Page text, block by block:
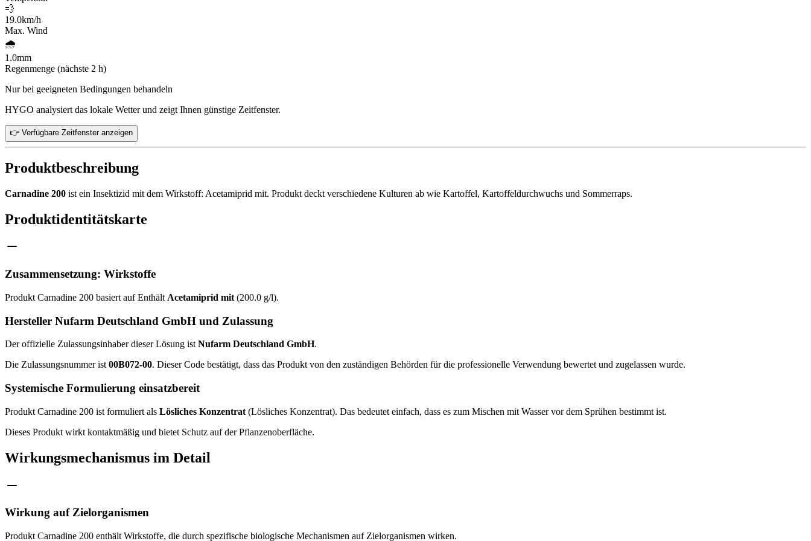
💨
19.0km/h
Max. Wind
🌧️
1.0mm
Regenmenge (nächste 2 h)
Nur bei geeigneten Bedingungen behandeln
HYGO analysiert das lokale Wetter und zeigt Ihnen günstige Zeitfenster.
👉 Verfügbare Zeitfenster anzeigen
Produktbeschreibung
Carnadine 200 ist ein Insektizid mit dem Wirkstoff: Acetamiprid mit. Produkt deckt verschiedene Kulturen ab wie Kartoffel, Kartoffeldurchwuchs und Sommerraps.
Produktidentitätskarte
Zusammensetzung: Wirkstoffe
Produkt Carnadine 200 basiert auf Enthält Acetamiprid mit (200.0 g/l).
Hersteller Nufarm Deutschland GmbH und Zulassung
Der offizielle Zulassungsinhaber dieser Lösung ist Nufarm Deutschland GmbH.
Die Zulassungsnummer ist 00B072-00. Dieser Code bestätigt, dass das Produkt von den zuständigen Behörden für die professionelle Verwendung bewertet und zugelassen wurde.
Systemische Formulierung einsatzbereit
Produkt Carnadine 200 ist formuliert als Lösliches Konzentrat (Lösliches Konzentrat). Das bedeutet einfach, dass es zum Mischen mit Wasser vor dem Sprühen bestimmt ist.
Dieses Produkt wirkt kontaktmäßig und bietet Schutz auf der Pflanzenoberfläche.
Wirkungsmechanismus im Detail
Wirkung auf Zielorganismen
Produkt Carnadine 200 enthält Wirkstoffe, die durch spezifische biologische Mechanismen auf Zielorganismen wirken.